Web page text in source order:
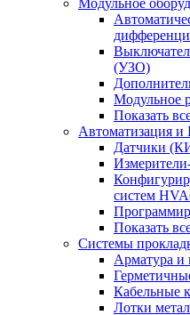
Модульное
(УЗО)
Модульное
Показать
Автоматизация
Датчики
систем
Показать
Системы
Арматура и
Кабельные
Лотки